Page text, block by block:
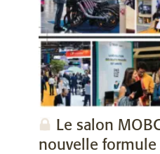
Le salon
nouvelle formule